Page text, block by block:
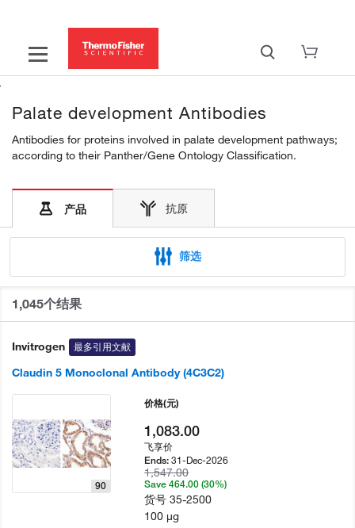
Palate development Antibodies
Antibodies for proteins involved in palate development pathways;
according to their Panther/Gene Ontology Classification.
产品 抗原
筛选
1,045个结果
Invitrogen 最多引用文献
Claudin 5 Monoclonal Antibody (4C3C2)
90
价格(元)
1,083.00
飞享价
Ends:31-Dec-2026
1,547.00
Save 464.00 (30%)
货号35-2500
100 µg